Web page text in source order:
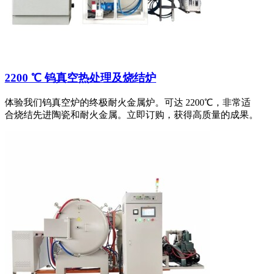
2200 ℃ 钨真空热处理及烧结炉
体验我们钨真空炉的终极耐火金属炉。可达 2200℃，非常适
合烧结先进陶瓷和耐火金属。立即订购，获得高质量的成果。